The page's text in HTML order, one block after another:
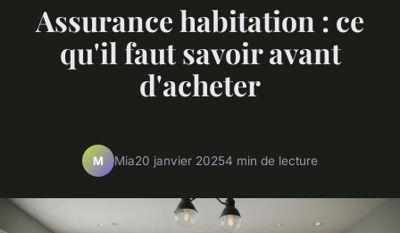
Assurance habitation : ce
qu'il faut savoir avant
d'acheter
M Mia20 janvier 20254 min de lecture